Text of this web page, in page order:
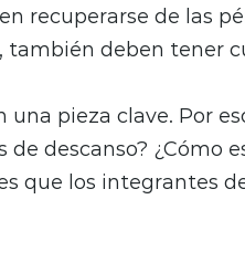
recuperarse de las
deben tener
una pieza clave. Por
descanso? ¿Cómo
que los integrantes